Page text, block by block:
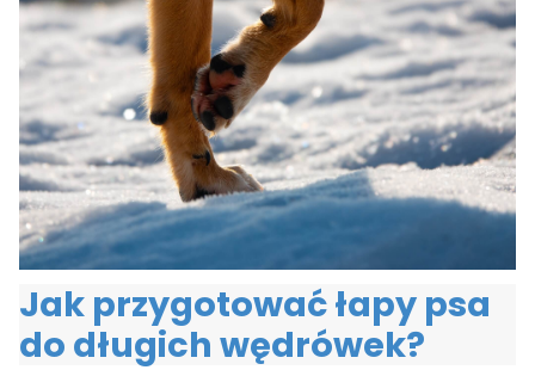
Jak przygotować łapy psa
do długich wędrówek?